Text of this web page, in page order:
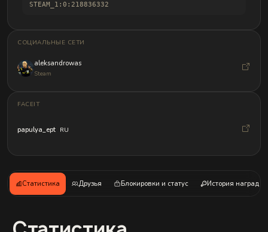
STEAM_1:0:218836332
СОЦИАЛЬНЫЕ СЕТИ
aleksandrowas
Steam
FACEIT
papulya_ept RU
Статистика Друзья Блокировки и статус История наград
д
л
в